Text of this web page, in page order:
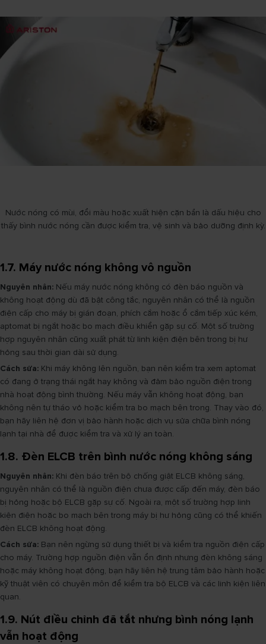
Nước nóng có mùi, đổi màu hoặc xuất hiện cặn bẩn là dấu hiệu cho
thấy bình nước nóng cần được kiểm tra, vệ sinh và bảo dưỡng định kỳ.
1.7. Máy nước nóng không vô nguồn
Nguyên nhân: Nếu máy nước nóng không có đèn báo nguồn và
không hoạt động dù đã bật công tắc, nguyên nhân có thể là nguồn
điện cấp cho máy bị gián đoạn, phích cắm hoặc ổ cắm tiếp xúc kém,
aptomat bị ngắt hoặc bo mạch điều khiển gặp sự cố. Một số trường
hợp nguyên nhân cũng xuất phát từ linh kiện điện bên trong bị hư
hỏng sau thời gian dài sử dụng.
Cách sửa: Khi máy không lên nguồn, bạn nên kiểm tra xem aptomat
có đang ở trạng thái ngắt hay không và đảm bảo nguồn điện trong
nhà hoạt động bình thường. Nếu máy vẫn không hoạt động, bạn
không nên tự tháo vỏ hoặc kiểm tra bo mạch bên trong. Thay vào đó,
bạn hãy liên hệ đơn vị bảo hành hoặc dịch vụ sửa chữa bình nóng
lạnh tại nhà để được kiểm tra và xử lý an toàn.
1.8. Đèn ELCB trên bình nước nóng không sáng
Nguyên nhân: Khi đèn báo trên bộ chống giật ELCB không sáng,
nguyên nhân có thể là nguồn điện chưa được cấp đến máy, đèn báo
bị hỏng hoặc bộ ELCB gặp sự cố. Ngoài ra, một số trường hợp linh
kiện điện hoặc bo mạch bên trong máy bị hư hỏng cũng có thể khiến
đèn ELCB không hoạt động.
Cách sửa: Bạn nên ngừng sử dụng thiết bị và kiểm tra nguồn điện cấp
cho máy. Trường hợp nguồn điện vẫn ổn định nhưng đèn không sáng
hoặc máy không hoạt động, bạn hãy liên hệ trung tâm bảo hành hoặc
kỹ thuật viên có chuyên môn để kiểm tra bộ ELCB và các linh kiện liên
quan.
1.9. Nút điều chỉnh đã tắt nhưng bình nóng lạnh
vẫn hoạt động